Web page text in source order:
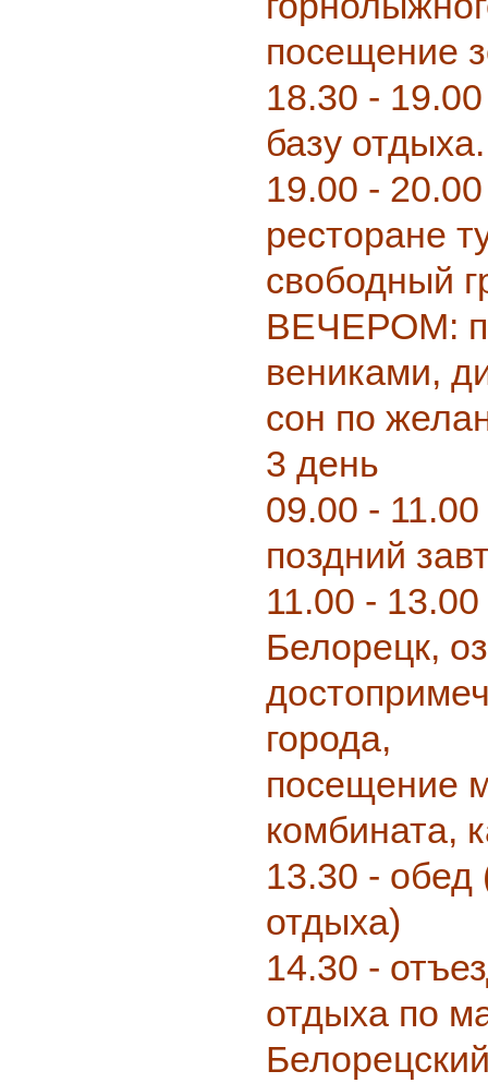
посещение
18.30 -
базу отдыха.
19.00 -
ресторане
свободный
ВЕЧЕРОМ:
вениками,
сон по
3 день
09.00 -
поздний
11.00 - 13.00
Белорецк,
города,
посещение
комбината,
13.30 - обед
отдыха)
14.30 -
отдыха по